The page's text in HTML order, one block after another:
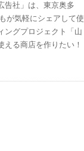
告社」は、東京奥多
が気軽にシェアして使
ングプロジェクト「山
る商店を作りたい！